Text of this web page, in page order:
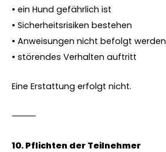
• ein Hund gefährlich ist
• Sicherheitsrisiken bestehen
• Anweisungen nicht befolgt werden
• störendes Verhalten auftritt
Eine Erstattung erfolgt nicht.
⸻
10.⁠ ⁠Pflichten der Teilnehmer